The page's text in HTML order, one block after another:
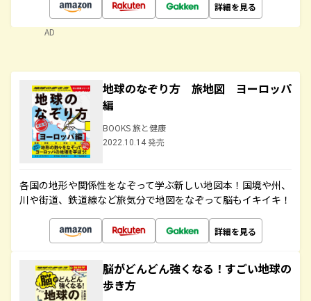
詳細を見る
AD
地球のなぞり方 旅地図 ヨーロッパ
編
BOOKS 旅と健康
2022.10.14 発売
各国の地形や関係性をなぞって学ぶ新しい地図本！国境や州、
川や街道、鉄道線など旅気分で地図をなぞって脳もイキイキ！
詳細を見る
脳がどんどん強くなる！すごい地球の
歩き方